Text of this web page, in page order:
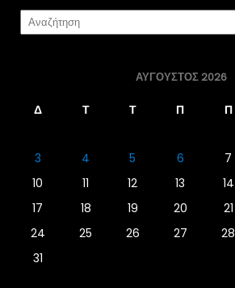
ΑΎΓΟΥΣΤΟΣ 2026
Δ Τ Τ Π Π
3
4 5 6 7
10
11 12 13 14
17
18 19 20 21
24
25 26 27 28
31